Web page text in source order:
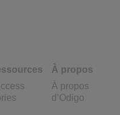
À propos
À propos
d’Odigo